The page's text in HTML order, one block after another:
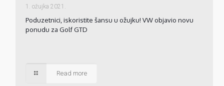
1. ožujka 2021.
Poduzetnici, iskoristite šansu u ožujku! VW objavio novu
ponudu za Golf GTD
Read more